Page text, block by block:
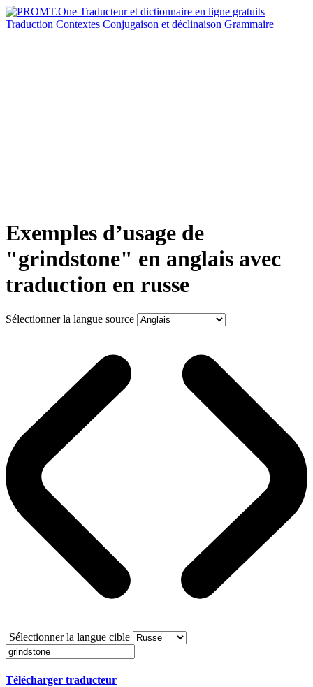
Traduction Contextes Conjugaison et déclinaison Grammaire
Exemples d’usage de
"grindstone" en anglais avec
traduction en russe
Sélectionner la langue source
Sélectionner la langue cible
Télécharger traducteur